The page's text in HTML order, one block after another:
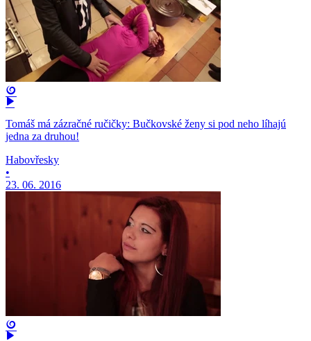
Tomáš má zázračné ručičky: Bučkovské ženy si pod neho líhajú
jedna za druhou!
Habovřesky
•
23. 06. 2016